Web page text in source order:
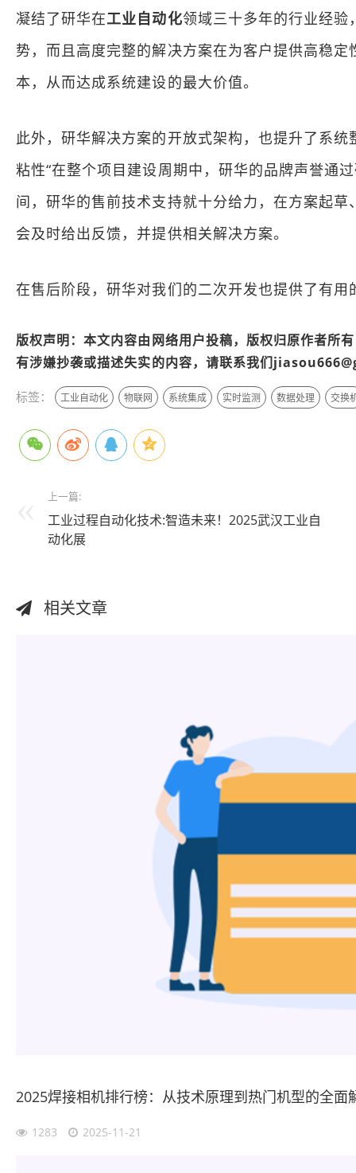
凝结了研华在工业自动化领域三十多年的行业经
势，而且高度完整的解决方案在为客户提供高稳
本，从而达成系统建设的最大价值。
此外，研华解决方案的开放式架构，也提升了系
粘性“在整个项目建设周期中，研华的品牌声誉通
间，研华的售前技术支持就十分给力，在方案起
会及时给出反馈，并提供相关解决方案。
在售后阶段，研华对我们的二次开发也提供了有
版权声明：本文内容由网络用户投稿，版权归原作者所
有涉嫌抄袭或描述失实的内容，请联系我们
标签： 工业自动化 物联网 系统集成 实时监测 数据处理 交换
上一篇:
工业过程自动化技术:智造未来！2025武汉工业自
动化展
相关文章
2025焊接相机排行榜：从技术原理到热门机型的全面
1283 2025-11-21